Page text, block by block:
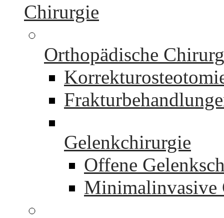
Chirurgie
Orthopädische
Gelenkchirurgie
Offene
Minimalinvasive